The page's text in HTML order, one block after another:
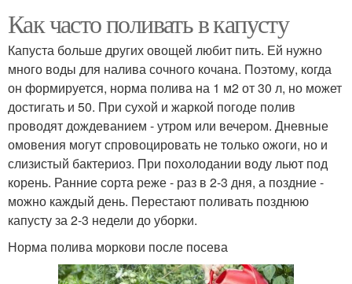
Как часто поливать в капусту
Капуста больше других овощей любит пить. Ей нужно
много воды для налива сочного кочана. Поэтому, когда
он формируется, норма полива на 1 м2 от 30 л, но может
достигать и 50. При сухой и жаркой погоде полив
проводят дождеванием - утром или вечером. Дневные
омовения могут спровоцировать не только ожоги, но и
слизистый бактериоз. При похолодании воду льют под
корень. Ранние сорта реже - раз в 2-3 дня, а поздние -
можно каждый день. Перестают поливать позднюю
капусту за 2-3 недели до уборки.
Норма полива моркови после посева